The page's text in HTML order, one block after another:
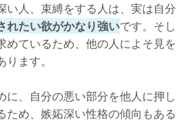
い人、束縛をする人は、実は自分
れたい欲がかなり強いです。そし
めているため、他の人によそ見を
ます。
に、自分の悪い部分を他人に押し
ため、嫉妬深い性格の傾向もある